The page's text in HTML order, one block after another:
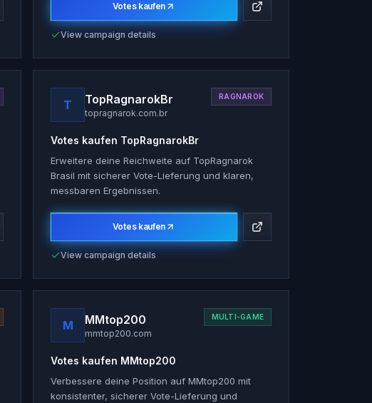
Votes kaufen
View campaign details
T TopRagnarokBr
topragnarok.com.br
RAGNAROK
Votes kaufen TopRagnarokBr
Erweitere deine Reichweite auf TopRagnarok
Brasil mit sicherer Vote-Lieferung und klaren,
messbaren Ergebnissen.
Votes kaufen
View campaign details
M MMtop200
mmtop200.com
MULTI-GAME
Votes kaufen MMtop200
Verbessere deine Position auf MMtop200 mit
konsistenter, sicherer Vote-Lieferung und